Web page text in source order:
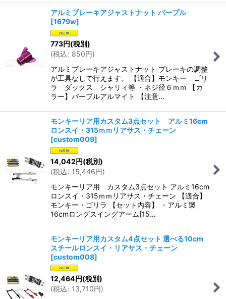
アルミブレーキアジャストナット パープル
[1679w]
773円(税別)
(税込: 850円)
アルミブレーキアジャストナット ブレーキの調整
が工具なしで行えます。 【適合】モンキー ゴリ
ラ ダックス シャリィ等 ・ネジ径６ｍｍ 【カ
ラー】パープルアルマイト 【注意…
モンキーリア用カスタム3点セット アルミ16cm
ロンスイ・315ｍｍリアサス・チェーン
[custom009]
14,042円(税別)
(税込: 15,446円)
モンキーリア用 カスタム3点セット アルミ16cm
ロンスイ・315ｍｍリアサス・チェーン 【適合】
モンキー・ゴリラ 【セット内容】 ・アルミ製
16cmロングスイングアーム[15…
モンキーリア用カスタム4点セット 選べる10cm
スチールロンスイ・リアサス・チェーン
[custom008]
12,464円(税別)
(税込: 13,710円)